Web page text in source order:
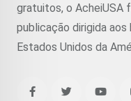
gratuitos, o AcheiUSA
publicação dirigida
Estados Unidos da